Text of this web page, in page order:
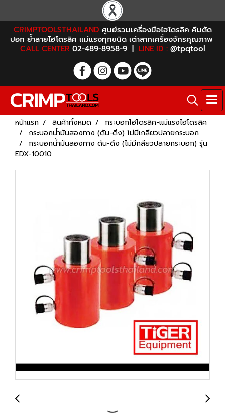
CRIMPTOOLSTHAILAND ศูนย์รวมเครื่องมือไฮโดรลิค คีมตัด
ปอก ย้ำสายไฮโดรลิค แม่แรงทุกชนิด เต่าลากเครื่องจักรคุณภาพ
CALL CENTER 02-489-8958-9 | LINE ID :@tpqtool
หน้าแรก สินค้าทั้งหมด
กระบอกไฮโดรลิค-แม่แรงไฮโดรลิค
กระบอกน้ำมันสองทาง (ดัน-ดึง) ไม่มีเกลียวปลายกระบอก
กระบอกน้ำมันสองทาง ดัน-ดึง (ไม่มีกลียวปลายกระบอก) รุ่น
EDX-10010